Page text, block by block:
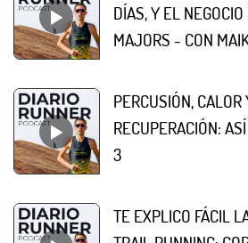
DÍAS, Y EL
MAJORS - CON
PERCUSIÓN,
RECUPERACIÓN:
3
TE EXPLICO FÁCIL